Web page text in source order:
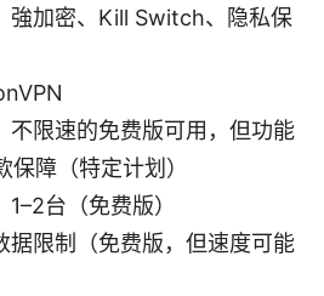
強加密、Kill Switch、隐私保
不限速的免费版可用，但功能
保障（特定计划）
台（免费版）
据限制（免费版，但速度可能